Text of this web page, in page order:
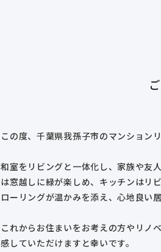
この度、千葉県我孫子市のマンション
和室をリビングと一体化し、家族や友
は窓越しに緑が楽しめ、キッチンはリ
ローリングが温かみを添え、心地良い
これからお住まいをお考えの方やリノ
感していただけますと幸いです。